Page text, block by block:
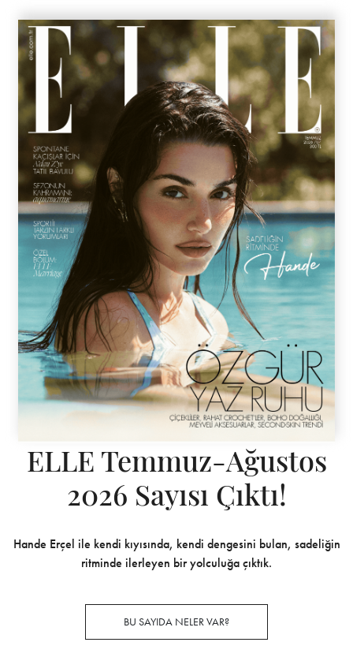
ELLE Temmuz-Ağustos
2026 Sayısı Çıktı!
Hande Erçel ile kendi kıyısında, kendi dengesini bulan, sadeliğin
ritminde ilerleyen bir yolculuğa çıktık.
BU SAYIDA NELER VAR?